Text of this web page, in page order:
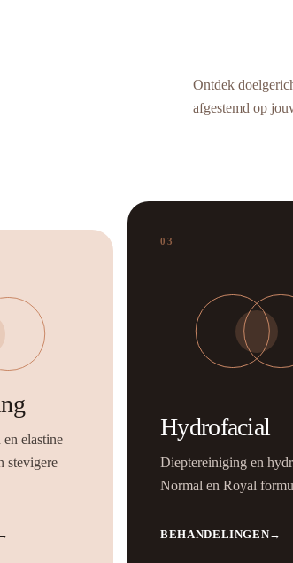
Ontdek
afgestemd op
elastine
stevigere
03
Hydrofacial
Dieptereiniging en
Normal en Royal
BEHANDELINGEN→